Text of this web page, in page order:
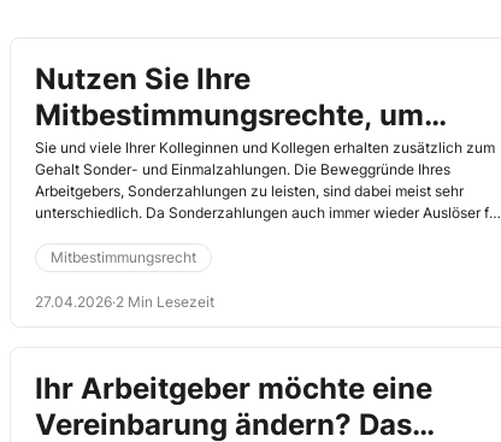
Nutzen Sie Ihre
Mitbestimmungsrechte, um
günstige Bedingungen bei Lohn
und Gehalt auszuhandeln
Sie und viele Ihrer Kolleginnen und Kollegen erhalten zusätzlich zum
Gehalt Sonder- und Einmalzahlungen. Die Beweggründe Ihres
Arbeitgebers, Sonderzahlungen zu leisten, sind dabei meist sehr
unterschiedlich. Da Sonderzahlungen auch immer wieder Auslöser für
heute klare arbeitsvertragliche Regelungen für die jeweiligen
Zahlungen. Betreffen die Regelungen eine Vielzahl von Verträgen und
handelt es sich also um eine kollektive Angelegenheit, greift Ihr
Fällen beste Möglichkeiten, mitzugestalten. Nutzen Sie Ihre
Kollegen aus.
Mitbestimmungsrecht
27.04.2026·2 Min Lesezeit
Ihr Arbeitgeber möchte eine
Vereinbarung ändern? Das